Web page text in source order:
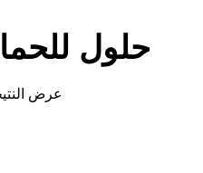
حلول
عرض